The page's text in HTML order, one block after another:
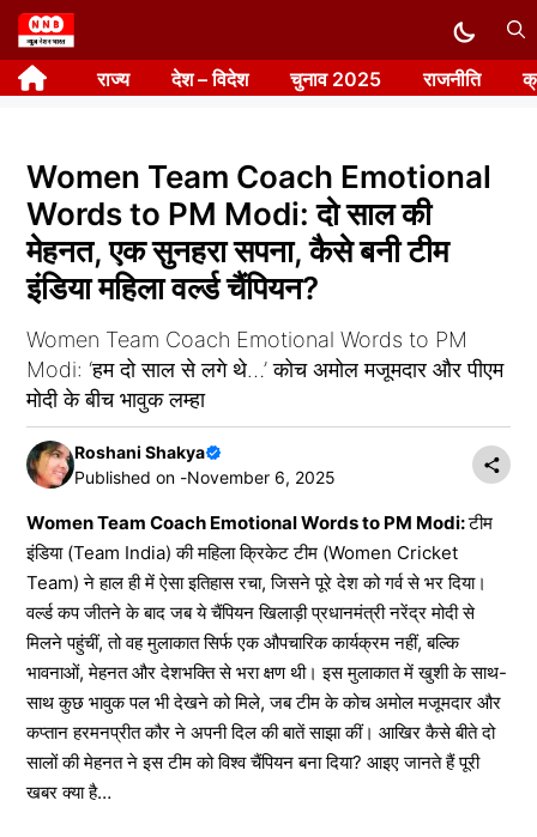
Skip
to
content राज्य देश – विदेश चुनाव 2025 राजनीति
Women Team Coach Emotional
Words to PM Modi: दो साल की
मेहनत, एक सुनहरा सपना, कैसे बनी टीम
इंडिया महिला वर्ल्ड चैंपियन?
Women Team Coach Emotional Words to PM
Modi: ‘हम दो साल से लगे थे…’ कोच अमोल मजूमदार और पीएम
मोदी के बीच भावुक लम्हा
Roshani Shakya
Published on -November 6, 2025
Women Team Coach Emotional Words to PM Modi:टीम
इंडिया (Team India) की महिला क्रिकेट टीम (Women Cricket
Team) ने हाल ही में ऐसा इतिहास रचा, जिसने पूरे देश को गर्व से भर दिया।
वर्ल्ड कप जीतने के बाद जब ये चैंपियन खिलाड़ी प्रधानमंत्री नरेंद्र मोदी से
मिलने पहुंचीं, तो वह मुलाकात सिर्फ एक औपचारिक कार्यक्रम नहीं, बल्कि
भावनाओं, मेहनत और देशभक्ति से भरा क्षण थी। इस मुलाकात में खुशी के साथ-
साथ कुछ भावुक पल भी देखने को मिले, जब टीम के कोच अमोल मजूमदार और
कप्तान हरमनप्रीत कौर ने अपनी दिल की बातें साझा कीं। आखिर कैसे बीते दो
सालों की मेहनत ने इस टीम को विश्व चैंपियन बना दिया? आइए जानते हैं पूरी
खबर क्या है…